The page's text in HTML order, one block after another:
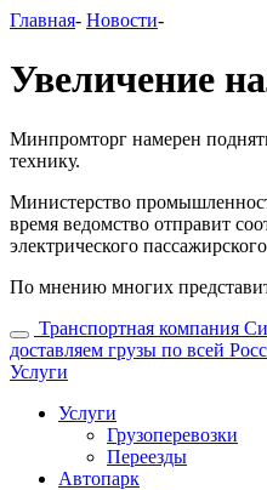
Главная- Новости-
Увеличение
Минпромторг намерен
технику.
Министерство
время ведомство отправит
электрического
По мнению многих
Транспортная компания
доставляем грузы по всей
Услуги
Услуги
Грузоперевозки
Переезды
Автопарк